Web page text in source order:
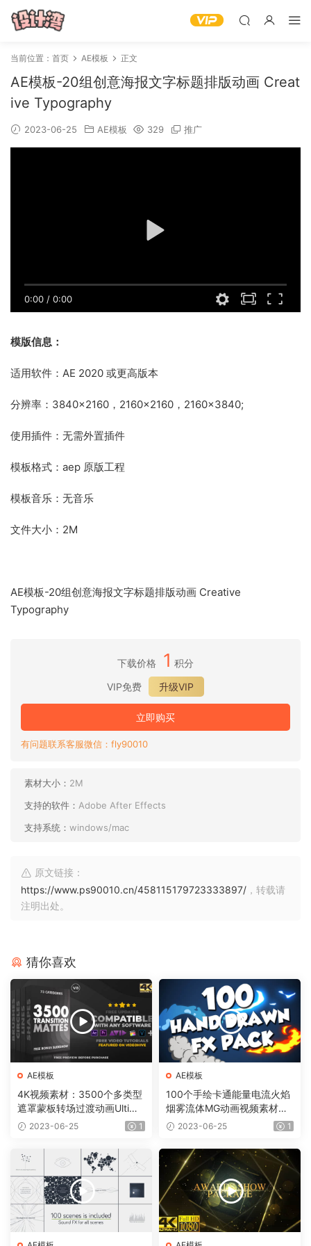
当前位置： 首页 AE模板 正文
AE模板-20组创意海报文字标题排版动画 Creat
ive Typography
2023-06-25 AE模板 329 推广
0:00 / 0:00
模版信息：
适用软件：AE 2020 或更高版本
分辨率：3840×2160，2160×2160，2160×3840;
使用插件：无需外置插件
模板格式：aep 原版工程
模板音乐：无音乐
文件大小：2M
AE模板-20组创意海报文字标题排版动画 Creative
Typography
下载价格 1 积分
VIP免费
升级VIP
立即购买
有问题联系客服微信：fly90010
素材大小： 2M
支持的软件： Adobe After Effects
支持系统： windows/mac
原文链接：
https://www.ps90010.cn/458115179723333897/ ，转载请
注明出处。
猜你喜欢
AE模板
4K视频素材：3500个多类型
遮罩蒙板转场过渡动画Ultima
te Transition Mattes Pack v
2023-06-25 1
AE模板
100个手绘卡通能量电流火焰
烟雾流体MG动画视频素材
（含AE模板工程）有透明通
2023-06-25 1